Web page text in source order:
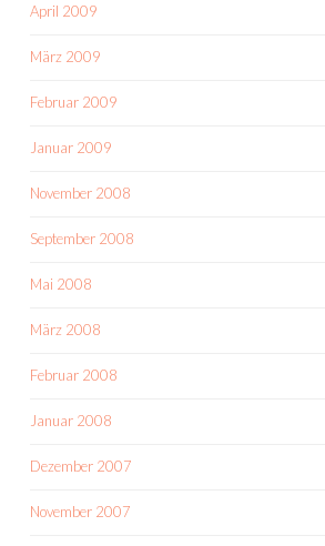
April 2009
März 2009
Februar 2009
Januar 2009
November 2008
September 2008
Mai 2008
März 2008
Februar 2008
Januar 2008
Dezember 2007
November 2007